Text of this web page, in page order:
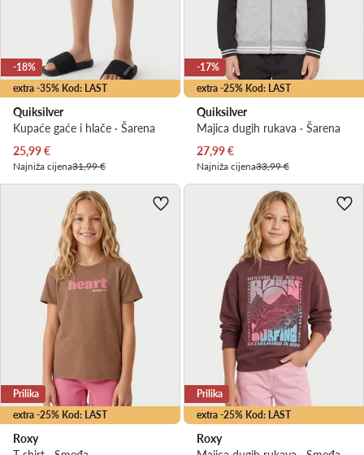
extra -35% Kod: LAST
-18%
Quiksilver
Kupaće gaće i hlače · Šarena
Trenutna cijena
25,99€
Najniža cijena31,99 €
extra -25% Kod: LAST
-17%
Quiksilver
Majica dugih rukava · Šarena
Trenutna cijena
27,99€
Najniža cijena33,99 €
extra -25% Kod: LAST
Prilika
Roxy
extra -25% Kod: LAST
Prilika
Roxy